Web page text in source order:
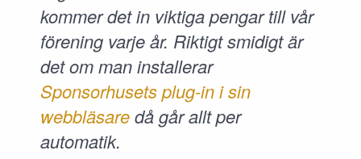
kommer det in viktiga pengar till vår
förening varje år. Riktigt smidigt är
det om man installerar
Sponsorhusets plug-in i sin
webbläsaredå går allt per
automatik.